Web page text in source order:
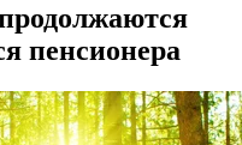
пенсионера